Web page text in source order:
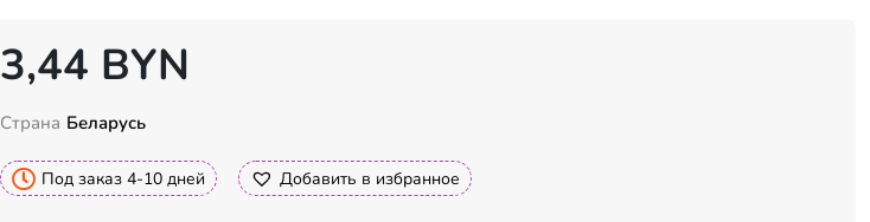
3,44 BYN
Страна Беларусь
Под заказ 4-10 дней Добавить в избранное